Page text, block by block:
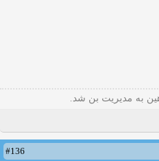
به مدیریت بن شد.
#136